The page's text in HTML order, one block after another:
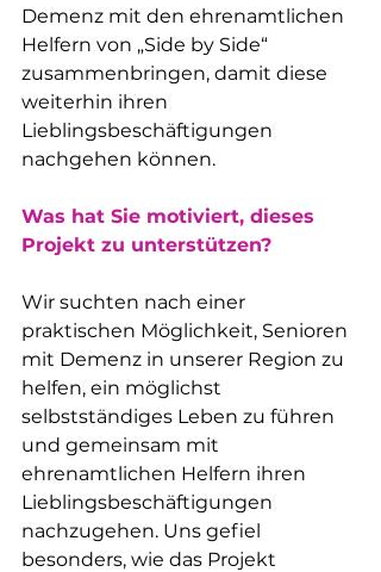
Demenz mit den ehrenamtlichen
Helfern von „Side by Side“
zusammenbringen, damit diese
weiterhin ihren
Lieblingsbeschäftigungen
nachgehen können.
Was hat Sie motiviert, dieses
Projekt zu unterstützen?
Wir suchten nach einer
praktischen Möglichkeit, Senioren
mit Demenz in unserer Region zu
helfen, ein möglichst
selbstständiges Leben zu führen
und gemeinsam mit
ehrenamtlichen Helfern ihren
Lieblingsbeschäftigungen
nachzugehen. Uns gefiel
besonders, wie das Projekt